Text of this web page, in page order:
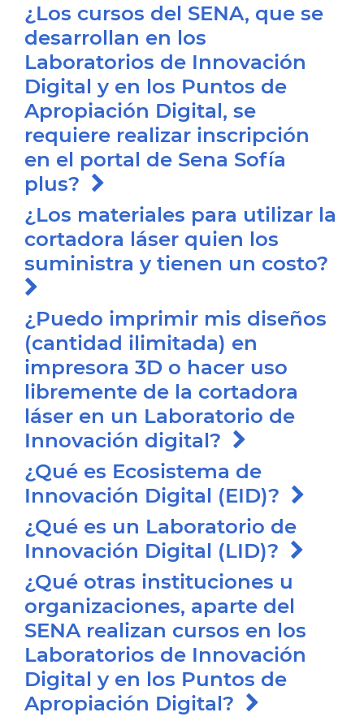
¿Los cursos del SENA, que se
desarrollan en los
Laboratorios de Innovación
Digital y en los Puntos de
Apropiación Digital, se
requiere realizar inscripción
en el portal de Sena Sofía
plus?
¿Los materiales para utilizar la
cortadora láser quien los
suministra y tienen un costo?
¿Puedo imprimir mis diseños
(cantidad ilimitada) en
impresora 3D o hacer uso
libremente de la cortadora
láser en un Laboratorio de
Innovación digital?
¿Qué es Ecosistema de
Innovación Digital (EID)?
¿Qué es un Laboratorio de
Innovación Digital (LID)?
¿Qué otras instituciones u
organizaciones, aparte del
SENA realizan cursos en los
Laboratorios de Innovación
Digital y en los Puntos de
Apropiación Digital?